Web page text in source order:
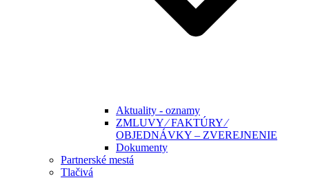
Aktuality - oznamy
ZMLUVY ⁄ FAKTÚRY ⁄
OBJEDNÁVKY – ZVEREJNENIE
Dokumenty
Partnerské mestá
Tlačivá